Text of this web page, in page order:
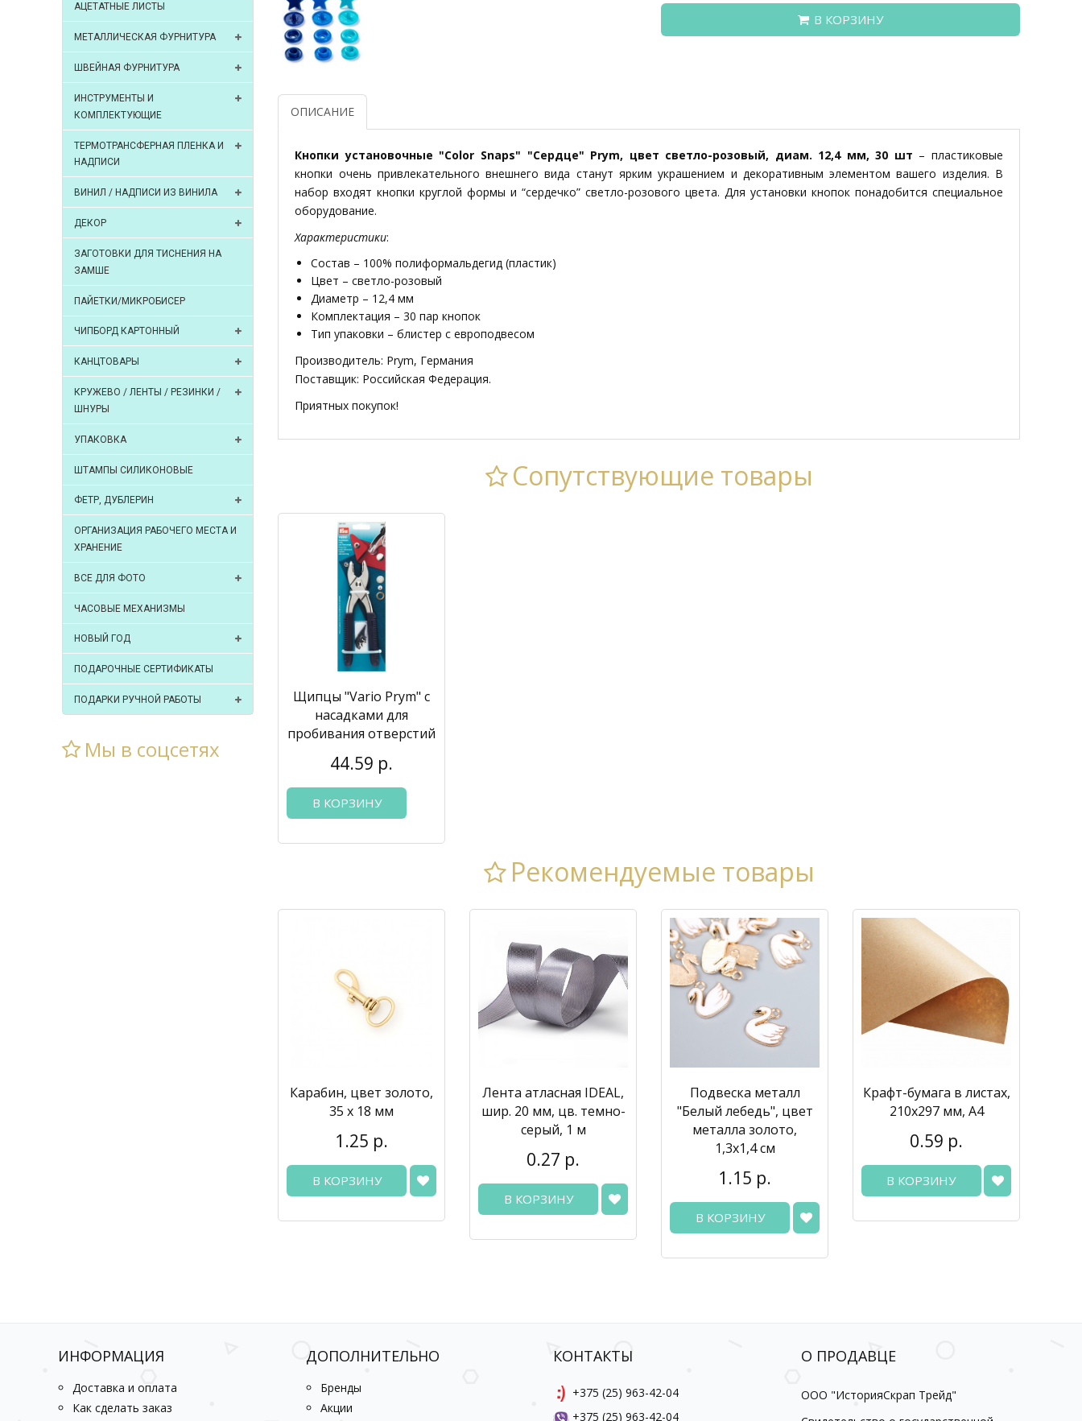
АЦЕТАТНЫЕ ЛИСТЫ
МЕТАЛЛИЧЕСКАЯ ФУРНИТУРА
ШВЕЙНАЯ ФУРНИТУРА
ИНСТРУМЕНТЫ И
КОМПЛЕКТУЮЩИЕ
ТЕРМОТРАНСФЕРНАЯ ПЛЕНКА И
НАДПИСИ
ВИНИЛ / НАДПИСИ ИЗ ВИНИЛА
ДЕКОР
ЗАГОТОВКИ ДЛЯ ТИСНЕНИЯ НА
ЗАМШЕ
ПАЙЕТКИ/МИКРОБИСЕР
ЧИПБОРД КАРТОННЫЙ
КАНЦТОВАРЫ
КРУЖЕВО / ЛЕНТЫ / РЕЗИНКИ /
ШНУРЫ
УПАКОВКА
ШТАМПЫ СИЛИКОНОВЫЕ
ФЕТР, ДУБЛЕРИН
ОРГАНИЗАЦИЯ РАБОЧЕГО МЕСТА И
ХРАНЕНИЕ
ВСЕ ДЛЯ ФОТО
ЧАСОВЫЕ МЕХАНИЗМЫ
НОВЫЙ ГОД
ПОДАРОЧНЫЕ СЕРТИФИКАТЫ
ПОДАРКИ РУЧНОЙ РАБОТЫ
Мы в соцсетях
В КОРЗИНУ
ОПИСАНИЕ
Кнопки установочные "Color Snaps" "Сердце" Prym, цвет светло-розовый, диам. 12,4 мм, 30 шт – пластиковые
кнопки очень привлекательного внешнего вида станут ярким украшением и декоративным элементом вашего изделия. В
набор входят кнопки круглой формы и “сердечко” светло-розового цвета. Для установки кнопок понадобится специальное
оборудование.
Характеристики:
Состав – 100% полиформальдегид (пластик)
Цвет – светло-розовый
Диаметр – 12,4 мм
Комплектация – 30 пар кнопок
Тип упаковки – блистер с европодвесом
Производитель: Prym, Германия
Поставщик: Российская Федерация.
Приятных покупок!
Сопутствующие товары
Щипцы "Vario Prym" с
насадками для
пробивания отверстий
44.59 р.
В КОРЗИНУ
Рекомендуемые товары
Карабин, цвет золото,
35 x 18 мм
1.25 р.
В КОРЗИНУ
Лента атласная IDEAL,
шир. 20 мм, цв. темно-
серый, 1 м
0.27 р.
В КОРЗИНУ
Подвеска металл
"Белый лебедь", цвет
металла золото,
1,3х1,4 см
1.15 р.
В КОРЗИНУ
Крафт-бумага в листах,
210х297 мм, А4
0.59 р.
В КОРЗИНУ
ИНФОРМАЦИЯ
Доставка и оплата
Как сделать заказ
ДОПОЛНИТЕЛЬНО
Бренды
Акции
КОНТАКТЫ
+375 (25) 963-42-04
+375 (25) 963-42-04
О ПРОДАВЦЕ
ООО "ИсторияСкрап Трейд"